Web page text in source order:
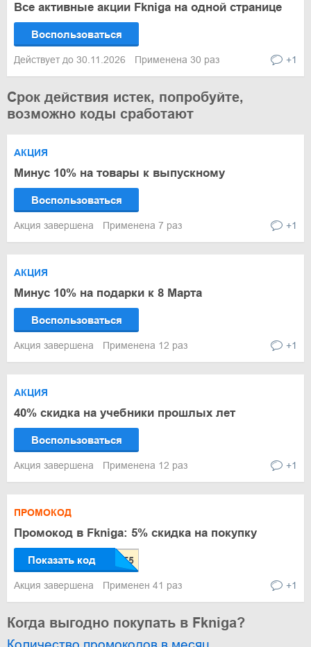
Все активные акции Fkniga на одной странице
Воспользоваться
Действует до 30.11.2026 Применена 30 раз +1
Срок действия истек, попробуйте,
возможно коды сработают
АКЦИЯ
Минус 10% на товары к выпускному
Воспользоваться
Акция завершена Применена 7 раз +1
АКЦИЯ
Минус 10% на подарки к 8 Марта
Воспользоваться
Акция завершена Применена 12 раз +1
АКЦИЯ
40% скидка на учебники прошлых лет
Воспользоваться
Акция завершена Применена 12 раз +1
ПРОМОКОД
Промокод в Fkniga: 5% скидка на покупку
Показать код
Акция завершена Применен 41 раз +1
Когда выгодно покупать в Fkniga?